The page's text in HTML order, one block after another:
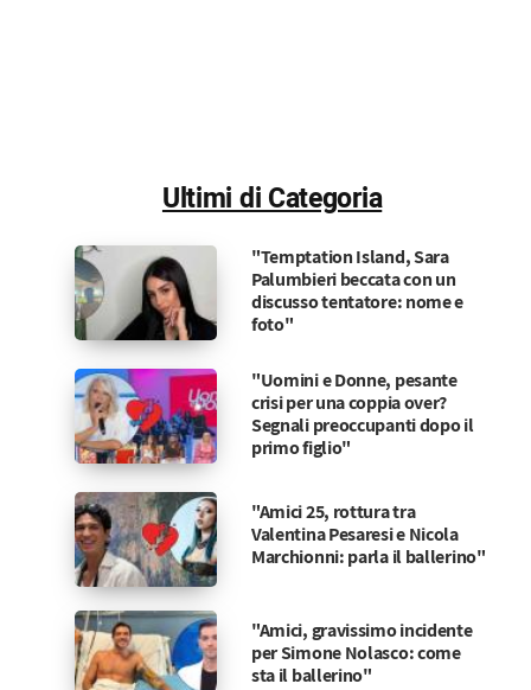
Ultimi di Categoria
"Temptation Island, Sara
Palumbieri beccata con un
discusso tentatore: nome e
foto"
"Uomini e Donne, pesante
crisi per una coppia over?
Segnali preoccupanti dopo il
primo figlio"
"Amici 25, rottura tra
Valentina Pesaresi e Nicola
Marchionni: parla il ballerino"
"Amici, gravissimo incidente
per Simone Nolasco: come
sta il ballerino"